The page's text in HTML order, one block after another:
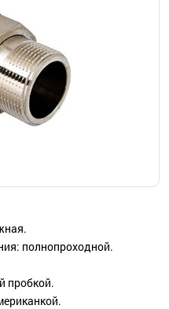
полнопроходной.
пробкой.